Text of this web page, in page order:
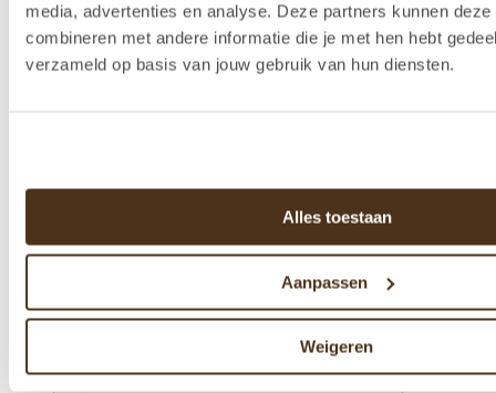
media, advertenties en analyse. Deze partners kunnen deze
combineren met andere informatie die je met hen hebt
verzameld op basis van jouw gebruik van hun diensten.
Alles toestaan
Aanpassen
Weigeren
Wellness-Resort